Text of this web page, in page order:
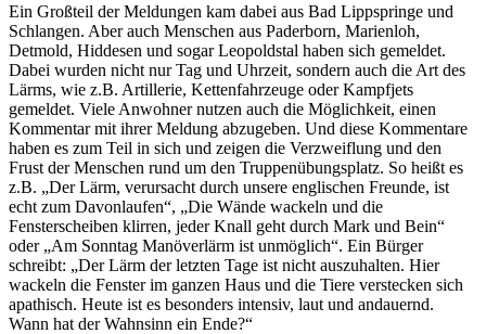
Ein Großteil der Meldungen kam dabei aus Bad Lippspringe und
Schlangen. Aber auch Menschen aus Paderborn, Marienloh,
Detmold, Hiddesen und sogar Leopoldstal haben sich gemeldet.
Dabei wurden nicht nur Tag und Uhrzeit, sondern auch die Art des
Lärms, wie z.B. Artillerie, Kettenfahrzeuge oder Kampfjets
gemeldet. Viele Anwohner nutzen auch die Möglichkeit, einen
Kommentar mit ihrer Meldung abzugeben. Und diese Kommentare
haben es zum Teil in sich und zeigen die Verzweiflung und den
Frust der Menschen rund um den Truppenübungsplatz. So heißt es
z.B. „Der Lärm, verursacht durch unsere englischen Freunde, ist
echt zum Davonlaufen“, „Die Wände wackeln und die
Fensterscheiben klirren, jeder Knall geht durch Mark und Bein“
oder „Am Sonntag Manöverlärm ist unmöglich“. Ein Bürger
schreibt: „Der Lärm der letzten Tage ist nicht auszuhalten. Hier
wackeln die Fenster im ganzen Haus und die Tiere verstecken sich
apathisch. Heute ist es besonders intensiv, laut und andauernd.
Wann hat der Wahnsinn ein Ende?“